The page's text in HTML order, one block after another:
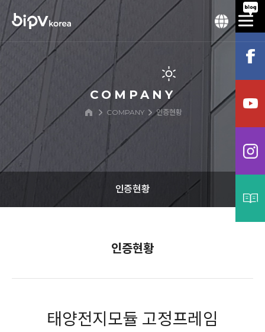
COMPANY
COMPANY 인증현황
인증현황
인증현황
태양전지모듈 고정프레임